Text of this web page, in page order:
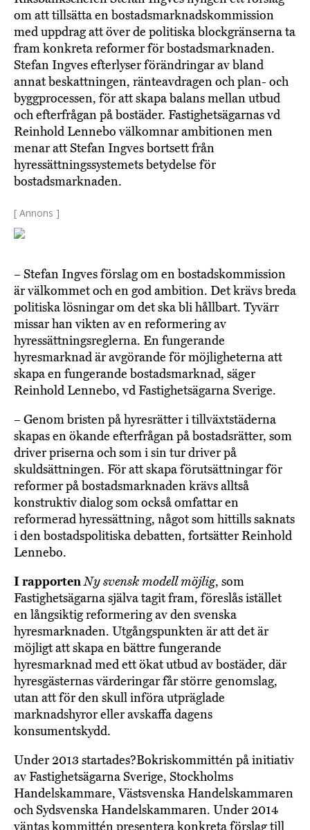
om att tillsätta en bostadsmarknadskommission
med uppdrag att över de politiska blockgränserna ta
fram konkreta reformer för bostadsmarknaden.
Stefan Ingves efterlyser förändringar av bland
annat beskattningen, ränteavdragen och plan- och
byggprocessen, för att skapa balans mellan utbud
och efterfrågan på bostäder. Fastighetsägarnas vd
Reinhold Lennebo välkomnar ambitionen men
menar att Stefan Ingves bortsett från
hyressättningssystemets betydelse för
bostadsmarknaden.
[ Annons ]
– Stefan Ingves förslag om en bostadskommission
är välkommet och en god ambition. Det krävs breda
politiska lösningar om det ska bli hållbart. Tyvärr
missar han vikten av en reformering av
hyressättningsreglerna. En fungerande
hyresmarknad är avgörande för möjligheterna att
skapa en fungerande bostadsmarknad, säger
Reinhold Lennebo, vd Fastighetsägarna Sverige.
– Genom bristen på hyresrätter i tillväxtstäderna
skapas en ökande efterfrågan på bostadsrätter, som
driver priserna och som i sin tur driver på
skuldsättningen. För att skapa förutsättningar för
reformer på bostadsmarknaden krävs alltså
konstruktiv dialog som också omfattar en
reformerad hyressättning, något som hittills saknats
i den bostadspolitiska debatten, fortsätter Reinhold
Lennebo.
I rapportenNy svensk modell möjlig, som
Fastighetsägarna själva tagit fram, föreslås istället
en långsiktig reformering av den svenska
hyresmarknaden. Utgångspunkten är att det är
möjligt att skapa en bättre fungerande
hyresmarknad med ett ökat utbud av bostäder, där
hyresgästernas värderingar får större genomslag,
utan att för den skull införa utpräglade
marknadshyror eller avskaffa dagens
konsumentskydd.
Under 2013 startades?Bokriskommittén på initiativ
av Fastighetsägarna Sverige, Stockholms
Handelskammare, Västsvenska Handelskammaren
och Sydsvenska Handelskammaren. Under 2014
väntas kommittén presentera konkreta förslag till